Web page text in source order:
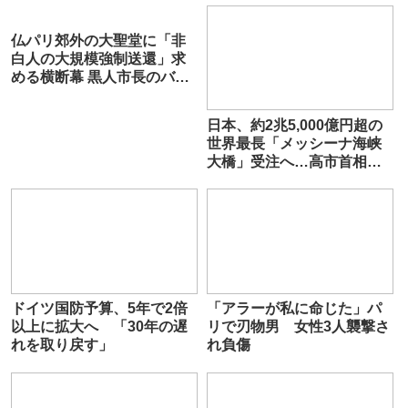
仏パリ郊外の大聖堂に「非
白人の大規模強制送還」求
める横断幕 黒人市長のバリ
日本、約2兆5,000億円超の
世界最長「メッシーナ海峡
大橋」受注へ…高市首相
ドイツ国防予算、5年で2倍
以上に拡大へ 「30年の遅
れを取り戻す」
「アラーが私に命じた」パ
リで刃物男 女性3人襲撃さ
れ負傷